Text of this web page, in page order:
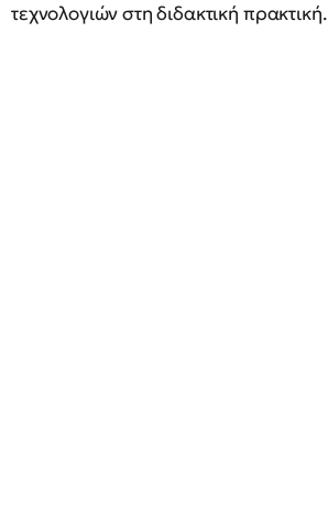
τεχνολογιών στη διδακτική πρακτική.